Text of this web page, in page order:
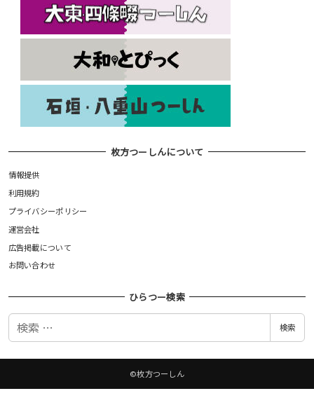
枚方つーしんについて
情報提供
利用規約
プライバシーポリシー
運営会社
広告掲載について
お問い合わせ
ひらつー検索
検
検索
©枚方つーしん